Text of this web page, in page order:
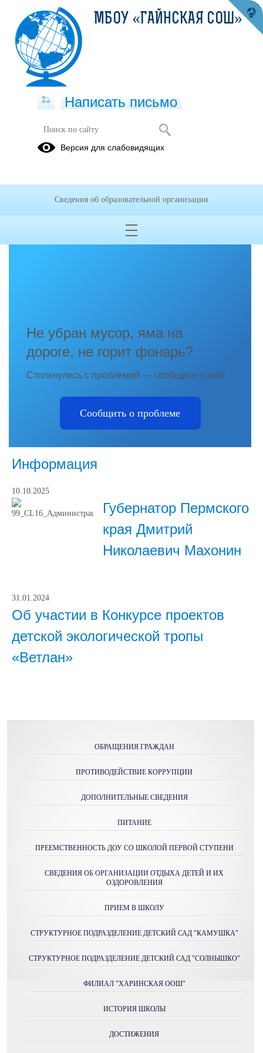
Решаем вместе
Не убран мусор, яма на
дороге, не горит фонарь?
Столкнулись с проблемой — сообщите о ней!
Сообщить о проблеме
Информация
10.10.2025
Губернатор Пермского
края Дмитрий
Николаевич Махонин
31.01.2024
Об участии в Конкурсе проектов
детской экологической тропы
«Ветлан»
ОБРАЩЕНИЯ ГРАЖДАН
ПРОТИВОДЕЙСТВИЕ КОРРУПЦИИ
ДОПОЛНИТЕЛЬНЫЕ СВЕДЕНИЯ
ПИТАНИЕ
ПРЕЕМСТВЕННОСТЬ ДОУ СО ШКОЛОЙ ПЕРВОЙ СТУПЕНИ
СВЕДЕНИЯ ОБ ОРГАНИЗАЦИИ ОТДЫХА ДЕТЕЙ И ИХ
ОЗДОРОВЛЕНИЯ
ПРИЕМ В ШКОЛУ
СТРУКТУРНОЕ ПОДРАЗДЕЛЕНИЕ ДЕТСКИЙ САД "КАМУШКА"
СТРУКТУРНОЕ ПОДРАЗДЕЛЕНИЕ ДЕТСКИЙ САД "СОЛНЫШКО"
ФИЛИАЛ "ХАРИНСКАЯ ООШ"
ИСТОРИЯ ШКОЛЫ
ДОСТИЖЕНИЯ
МБОУ «ГАЙНСКАЯ СОШ»
Написать письмо
Версия для слабовидящих
Сведения об образовательной организации